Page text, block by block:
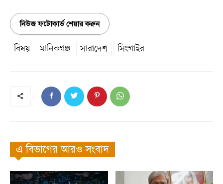
নিউজ ফটোকার্ড শেয়ার করুন
বিষয় মানিকগঞ্জ সারাদেশ সিংগাইর
এ বিভাগের আরও সংবাদ